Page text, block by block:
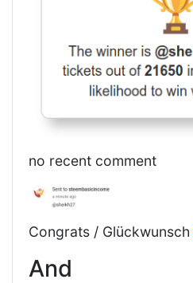
no recent comment
Congrats / Glückwunsch
And